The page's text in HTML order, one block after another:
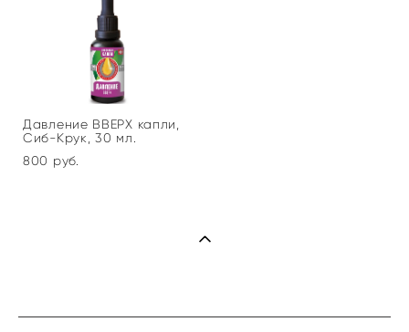
Давление ВВЕРХ капли,
Сиб-Крук, 30 мл.
800 pуб.